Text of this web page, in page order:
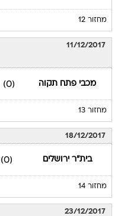
מחזור 12
11/12/2017
מכבי פתח תקוה (0)
מחזור 13
18/12/2017
בית"ר ירושלים (0)
מחזור 14
23/12/2017